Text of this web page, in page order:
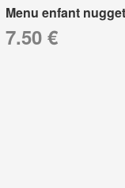
Menu enfant
7.50 €